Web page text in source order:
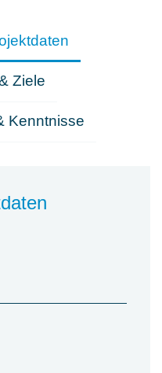
Ziele
Kenntnisse